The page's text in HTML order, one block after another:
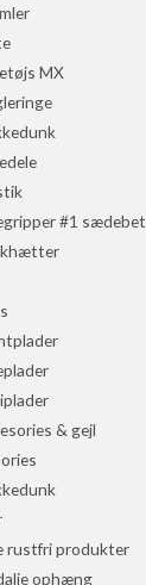
MX
#1
& gejl
rustfri produkter
ophæng